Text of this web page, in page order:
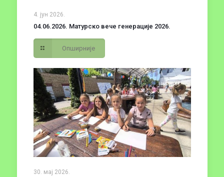
4. јун 2026.
04.06.2026. Матурско вече генерације 2026.
Опширније
30. мај 2026.